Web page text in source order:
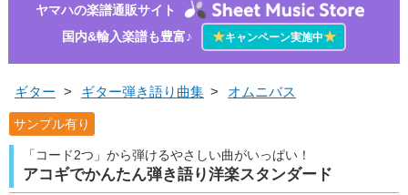
ヤマハの楽譜通販サイト
国内&輸入楽譜も豊富♪
★キャンペーン実施中★
ギター > ギター弾き語り曲集 > オムニバス
サンプル有り
「コード2つ」から弾けるやさしい曲がいっぱい！
アコギでかんたん弾き語り洋楽スタンダード